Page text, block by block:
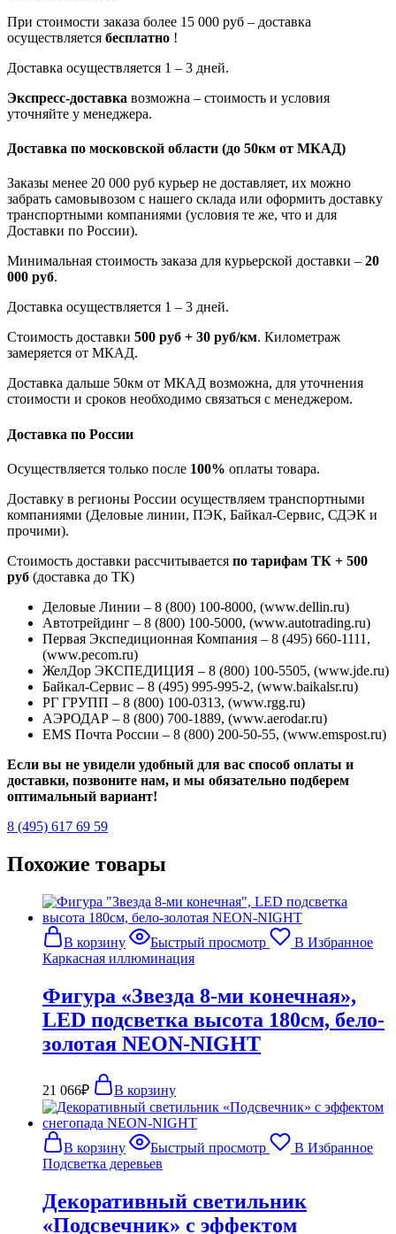
При стоимости заказа более 15 000 руб – доставка
осуществляется бесплатно !
Доставка осуществляется 1 – 3 дней.
Экспресс-доставка возможна – стоимость и условия
уточняйте у менеджера.
Доставка по московской области (до 50км от МКАД)
Заказы менее 20 000 руб курьер не доставляет, их можно
забрать самовывозом с нашего склада или оформить доставку
транспортными компаниями (условия те же, что и для
Доставки по России).
Минимальная стоимость заказа для курьерской доставки – 20
000 руб.
Доставка осуществляется 1 – 3 дней.
Стоимость доставки 500 руб + 30 руб/км. Километраж
замеряется от МКАД.
Доставка дальше 50км от МКАД возможна, для уточнения
стоимости и сроков необходимо связаться с менеджером.
Доставка по России
Осуществляется только после 100% оплаты товара.
Доставку в регионы России осуществляем транспортными
компаниями (Деловые линии, ПЭК, Байкал-Сервис, СДЭК и
прочими).
Стоимость доставки рассчитывается по тарифам ТК + 500
руб (доставка до ТК)
Деловые Линии – 8 (800) 100-8000, (www.dellin.ru)
Автотрейдинг – 8 (800) 100-5000, (www.autotrading.ru)
Первая Экспедиционная Компания – 8 (495) 660-1111,
(www.pecom.ru)
ЖелДор ЭКСПЕДИЦИЯ – 8 (800) 100-5505, (www.jde.ru)
Байкал-Сервис – 8 (495) 995-995-2, (www.baikalsr.ru)
РГ ГРУПП – 8 (800) 100-0313, (www.rgg.ru)
АЭРОДАР – 8 (800) 700-1889, (www.aerodar.ru)
EMS Почта России – 8 (800) 200-50-55, (www.emspost.ru)
Если вы не увидели удобный для вас способ оплаты и
доставки, позвоните нам, и мы обязательно подберем
оптимальный вариант!
8 (495) 617 69 59
Похожие товары
В корзину Быстрый просмотр
В Избранное
Каркасная иллюминация
Фигура «Звезда 8-ми конечная»,
LED подсветка высота 180см, бело-
золотая NEON-NIGHT
21 066₽ В корзину
В корзину Быстрый просмотр
В Избранное
Подсветка деревьев
Декоративный светильник
«Подсвечник» с эффектом